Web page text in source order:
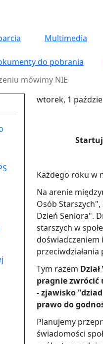
Multimedia
do pobrania
mówimy NIE
wtorek, 1
Każdego roku w
Na arenie
Osób
Dzień Seniora".
starszych w
doświadczeniem
Tym razem
pragnie zwrócić
- zjawisko
prawo do
Planujemy
świadomości